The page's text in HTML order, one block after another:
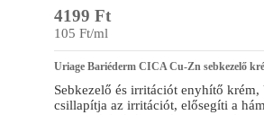
4199 Ft
105 Ft/ml
Uriage Bariéderm CICA Cu-Zn sebkezelő
Sebkezelő és irritációt enyhítő
csillapítja az irritációt, elősegíti a